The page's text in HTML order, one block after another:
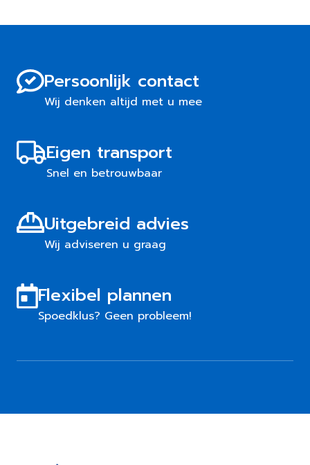
Persoonlijk contact
Wij denken altijd met u mee
Eigen transport
Snel en betrouwbaar
Uitgebreid advies
Wij adviseren u graag
Flexibel plannen
Spoedklus? Geen probleem!